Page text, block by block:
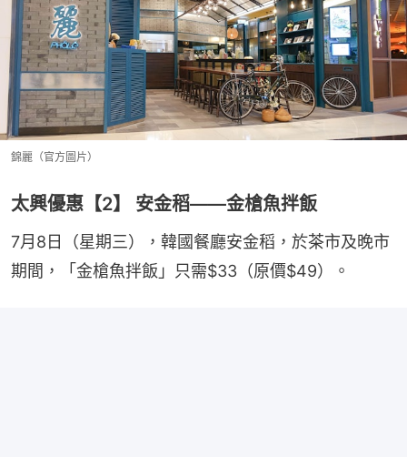
錦麗（官方圖片）
太興優惠【2】 安金稻——金槍魚拌飯
7月8日（星期三），韓國餐廳安金稻，於茶市及晚市
期間，「金槍魚拌飯」只需$33（原價$49）。